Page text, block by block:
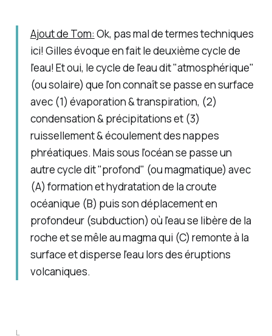
Ajout de Tom: Ok, pas mal de termes techniques
ici! Gilles évoque en fait le deuxième cycle de
l'eau! Et oui, le cycle de l'eau dit "atmosphérique"
(ou solaire) que l'on connaît se passe en surface
avec (1) évaporation & transpiration, (2)
condensation & précipitations et (3)
ruissellement & écoulement des nappes
phréatiques. Mais sous l'océan se passe un
autre cycle dit "profond" (ou magmatique) avec
(A) formation et hydratation de la croute
océanique (B) puis son déplacement en
profondeur (subduction) où l'eau se libère de la
roche et se mêle au magma qui (C) remonte à la
surface et disperse l'eau lors des éruptions
volcaniques.
L